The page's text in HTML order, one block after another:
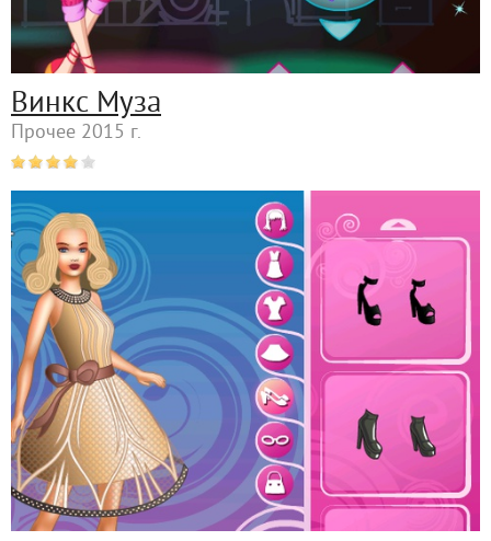
Винкс Муза
Прочее 2015 г.